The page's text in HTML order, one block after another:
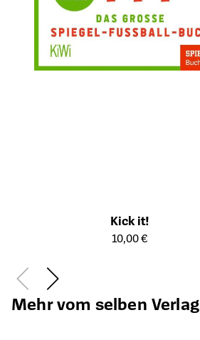
Kick it!
Öffnet die Detailseite des Produkts
10,00 €
Mehr vom selben Verlag